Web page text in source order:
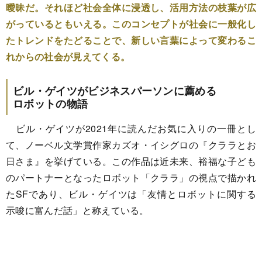
曖昧だ。それほど社会全体に浸透し、活用方法の枝葉が広
がっているともいえる。このコンセプトが社会に一般化し
たトレンドをたどることで、新しい言葉によって変わるこ
れからの社会が見えてくる。
ビル・ゲイツがビジネスパーソンに薦める
ロボットの物語
ビル・ゲイツが2021年に読んだお気に入りの一冊とし
て、ノーベル文学賞作家カズオ・イシグロの『クララとお
日さま』を挙げている。この作品は近未来、裕福な子ども
のパートナーとなったロボット「クララ」の視点で描かれ
たSFであり、ビル・ゲイツは「友情とロボットに関する
示唆に富んだ話」と称えている。